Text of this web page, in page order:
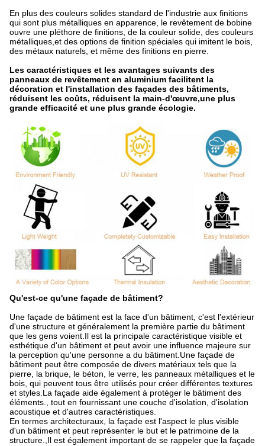
En plus des couleurs solides standard de l'industrie aux finitions
qui sont plus métalliques en apparence, le revêtement de bobine
ouvre une pléthore de finitions, de la couleur solide, des couleurs
métalliques,et des options de finition spéciales qui imitent le bois,
des métaux naturels, et même des finitions en pierre.
Les caractéristiques et les avantages suivants des
panneaux de revêtement en aluminium facilitent la
décoration et l'installation des façades des bâtiments,
réduisent les coûts, réduisent la main-d'œuvre,une plus
grande efficacité et une plus grande écologie.
Qu'est-ce qu'une façade de bâtiment?
Une façade de bâtiment est la face d'un bâtiment, c'est l'extérieur
d'une structure et généralement la première partie du bâtiment
que les gens voient.Il est la principale caractéristique visible et
esthétique d'un bâtiment et peut avoir une influence majeure sur
la perception qu'une personne a du bâtiment.Une façade de
bâtiment peut être composée de divers matériaux tels que la
pierre, la brique, le béton, le verre, les panneaux métalliques et le
bois, qui peuvent tous être utilisés pour créer différentes textures
et styles.La façade aide également à protéger le bâtiment des
éléments., tout en fournissant une couche d'isolation, d'isolation
acoustique et d'autres caractéristiques.
En termes architecturaux, la façade est l'aspect le plus visible
d'un bâtiment et peut représenter le but et le patrimoine de la
structure.,Il est également important de se rappeler que la façade